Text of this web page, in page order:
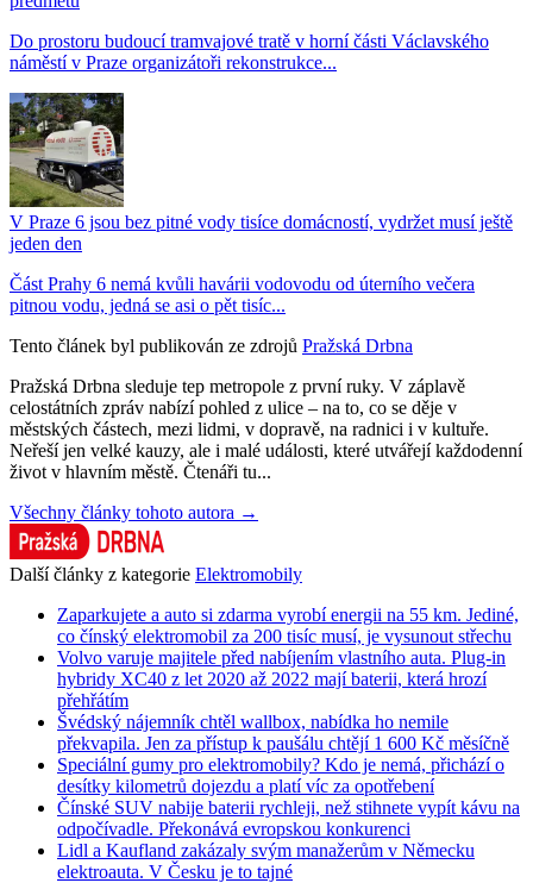
Do prostoru budoucí tramvajové tratě v horní části Václavského
náměstí v Praze organizátoři rekonstrukce...
V Praze 6 jsou bez pitné vody tisíce domácností, vydržet musí ještě
jeden den
Část Prahy 6 nemá kvůli havárii vodovodu od úterního večera
pitnou vodu, jedná se asi o pět tisíc...
Tento článek byl publikován ze zdrojů Pražská Drbna
Pražská Drbna sleduje tep metropole z první ruky. V záplavě
celostátních zpráv nabízí pohled z ulice – na to, co se děje v
městských částech, mezi lidmi, v dopravě, na radnici i v kultuře.
Neřeší jen velké kauzy, ale i malé události, které utvářejí každodenní
život v hlavním městě. Čtenáři tu...
Všechny články tohoto autora →
Další články z kategorie Elektromobily
Zaparkujete a auto si zdarma vyrobí energii na 55 km. Jediné,
co čínský elektromobil za 200 tisíc musí, je vysunout střechu
Volvo varuje majitele před nabíjením vlastního auta. Plug-in
hybridy XC40 z let 2020 až 2022 mají baterii, která hrozí
přehřátím
Švédský nájemník chtěl wallbox, nabídka ho nemile
překvapila. Jen za přístup k paušálu chtějí 1 600 Kč měsíčně
Speciální gumy pro elektromobily? Kdo je nemá, přichází o
desítky kilometrů dojezdu a platí víc za opotřebení
Čínské SUV nabije baterii rychleji, než stihnete vypít kávu na
odpočívadle. Překonává evropskou konkurenci
Lidl a Kaufland zakázaly svým manažerům v Německu
elektroauta. V Česku je to tajné